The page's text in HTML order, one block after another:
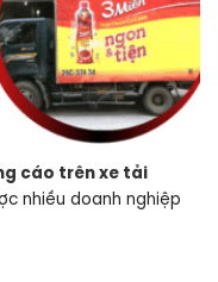
cáo trên xe tải
nhiều doanh nghiệp